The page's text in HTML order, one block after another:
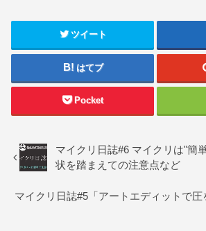
ツイート
はてブ
Pocket
マイクリ日誌#6 マイクリは"簡
状を踏まえての注意点など
マイクリ日誌#5「アートエディットで圧